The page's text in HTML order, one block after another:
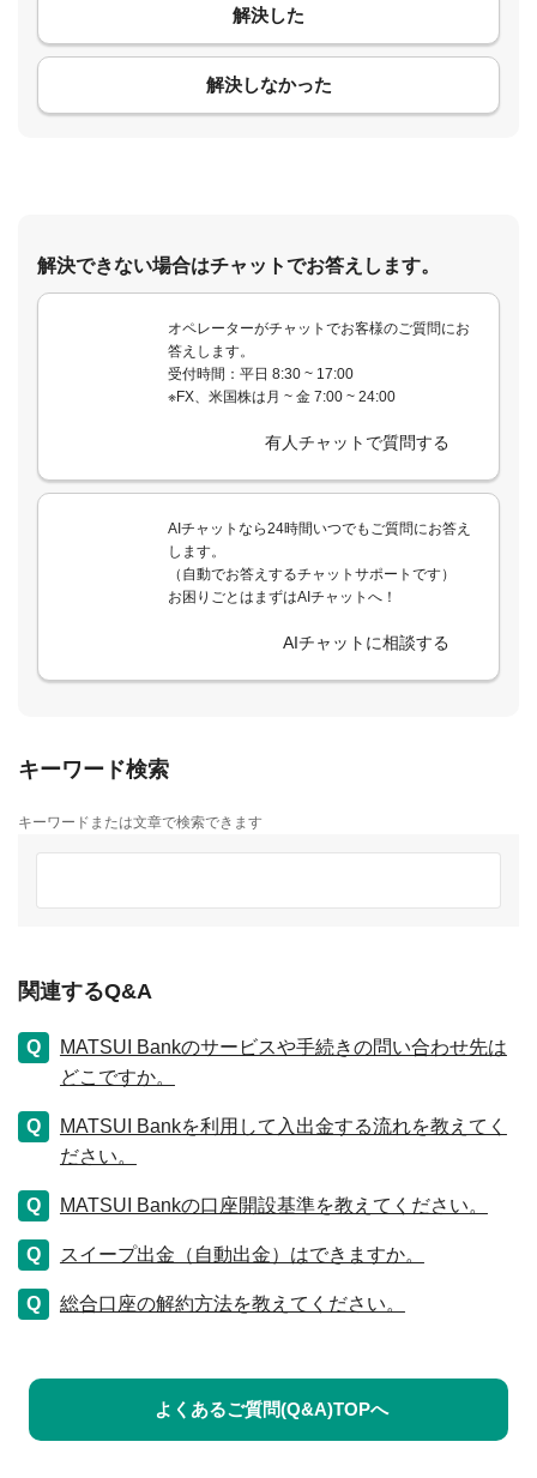
解決した
解決しなかった
コメント
解決できない場合はチャットでお答えします。
オペレーターがチャットでお客様のご質問にお
答えします。
受付時間：平日 8:30 ~ 17:00
※FX、米国株は月 ~ 金 7:00 ~ 24:00
有人チャットで質問する
AIチャットなら24時間いつでもご質問にお答え
します。
（自動でお答えするチャットサポートです）
お困りごとはまずはAIチャットへ！
AIチャットに相談する
キーワード検索
キーワードまたは文章で検索できます
関連するQ&A
MATSUI Bankのサービスや手続きの問い合わせ先は
どこですか。
MATSUI Bankを利用して入出金する流れを教えてく
ださい。
MATSUI Bankの口座開設基準を教えてください。
スイープ出金（自動出金）はできますか。
総合口座の解約方法を教えてください。
よくあるご質問(Q&A)TOPへ